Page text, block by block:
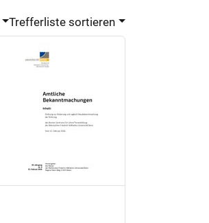
Trefferliste sortieren